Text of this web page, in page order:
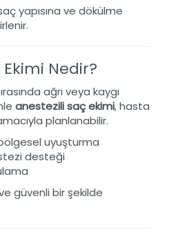
yapısına ve dökülme
Nedir?
ağrı veya kaygı
anestezili saç ekimi, hasta
planlanabilir.
uyuşturma
desteği
güvenli bir şekilde